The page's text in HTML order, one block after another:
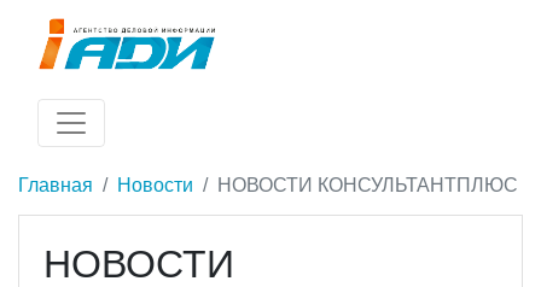
Главная Новости НОВОСТИ КОНСУЛЬТАНТПЛЮС
НОВОСТИ